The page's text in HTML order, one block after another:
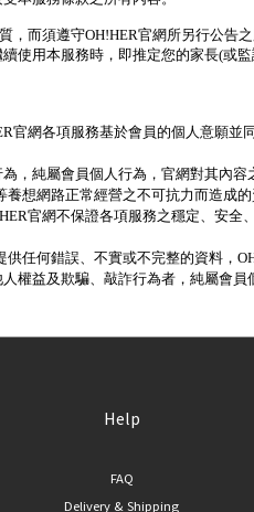
而須遵守OH!HER官網所另行公告
使用本服務時，即推定您的家長(或
官網各項服務基於會員的個人意願
，純屬會員個人行為，官網對其內容
想網路正常經營之不可抗力而造成
官網不保證各項服務之穩定、安
任何錯誤、不實或不完整的資料，
權益及欺騙、敲詐行為者，純屬會
Help
FAQ
Delivery & Shipping